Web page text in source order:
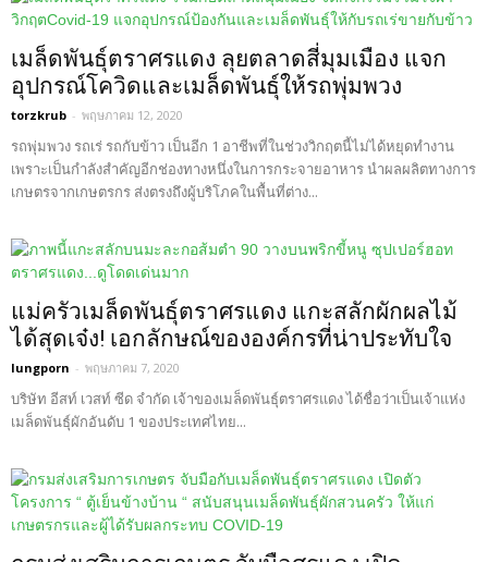
เมล็ดพันธุ์ตราศรแดง ลุยตลาดสี่มุมเมือง แจก
อุปกรณ์โควิดและเมล็ดพันธุ์ให้รถพุ่มพวง
torzkrub - พฤษภาคม 12, 2020
รถพุ่มพวง รถเร่ รถกับข้าว เป็นอีก 1 อาชีพที่ในช่วงวิกฤตนี้ไม่ได้หยุดทำงาน
เพราะเป็นกำลังสำคัญอีกช่องทางหนึ่งในการกระจายอาหาร นำผลผลิตทางการ
เกษตรจากเกษตรกร ส่งตรงถึงผู้บริโภคในพื้นที่ต่าง...
แม่ครัวเมล็ดพันธุ์ตราศรแดง แกะสลักผักผลไม้
ได้สุดเจ๋ง! เอกลักษณ์ขององค์กรที่น่าประทับใจ
lungporn - พฤษภาคม 7, 2020
บริษัท อีสท์ เวสท์ ซีด จำกัด เจ้าของเมล็ดพันธุ์ตราศรแดง ได้ชื่อว่าเป็นเจ้าแห่ง
เมล็ดพันธุ์ผักอันดับ 1 ของประเทศไทย...